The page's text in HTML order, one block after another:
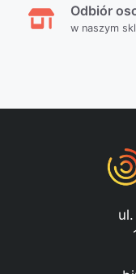
Odbiór
w naszym